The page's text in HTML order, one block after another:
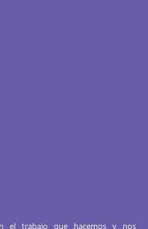
el trabajo que hacemos y nos